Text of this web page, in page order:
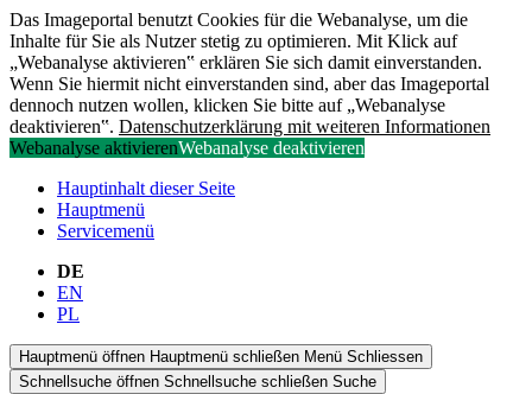
Das Imageportal benutzt Cookies für die Webanalyse, um die
Inhalte für Sie als Nutzer stetig zu optimieren. Mit Klick auf
„Webanalyse aktivieren‟ erklären Sie sich damit einverstanden.
Wenn Sie hiermit nicht einverstanden sind, aber das Imageportal
dennoch nutzen wollen, klicken Sie bitte auf „Webanalyse
deaktivieren‟. Datenschutzerklärung mit weiteren Informationen
Webanalyse aktivierenWebanalyse deaktivieren
Hauptinhalt dieser Seite
Hauptmenü
Servicemenü
DE
EN
PL
Hauptmenü öffnen Hauptmenü schließen Menü Schliessen
Schnellsuche öffnen Schnellsuche schließen Suche